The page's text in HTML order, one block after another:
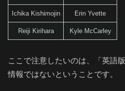
Ichika Kishimojin Erin Yvette
Reiji Kirihara Kyle McCarley
ここで注意したいのは、「英語
情報ではないということです。